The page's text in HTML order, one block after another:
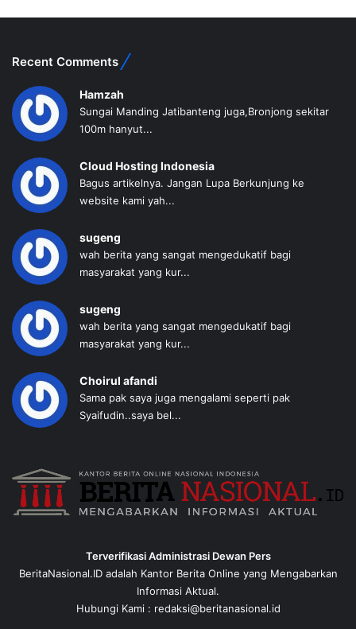
Recent Comments
Hamzah
Sungai Manding Jatibanteng juga,Bronjong sekitar
100m hanyut...
Cloud Hosting Indonesia
Bagus artikelnya. Jangan Lupa Berkunjung ke
website kami yah...
sugeng
wah berita yang sangat mengedukatif bagi
masyarakat yang kur...
sugeng
wah berita yang sangat mengedukatif bagi
masyarakat yang kur...
Choirul afandi
Sama pak saya juga mengalami seperti pak
Syaifudin..saya bel...
Terverifikasi Administrasi Dewan Pers
BeritaNasional.ID adalah Kantor Berita Online yang Mengabarkan
Informasi Aktual.
Hubungi Kami : redaksi@beritanasional.id